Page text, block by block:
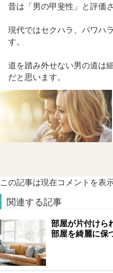
昔は「男の甲斐性」と評価
現代ではセクハラ、パワハ
す。
道を踏み外せない男の道は
だと思います。
この記事は現在コメントを表
関連する記事
部屋が片付けら
部屋を綺麗に保